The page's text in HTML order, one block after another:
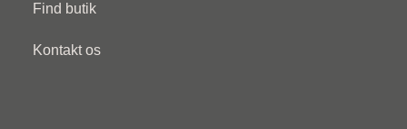
Find butik
Kontakt os